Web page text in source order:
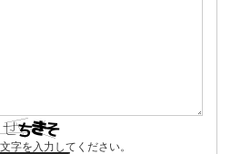
字を入力してください。